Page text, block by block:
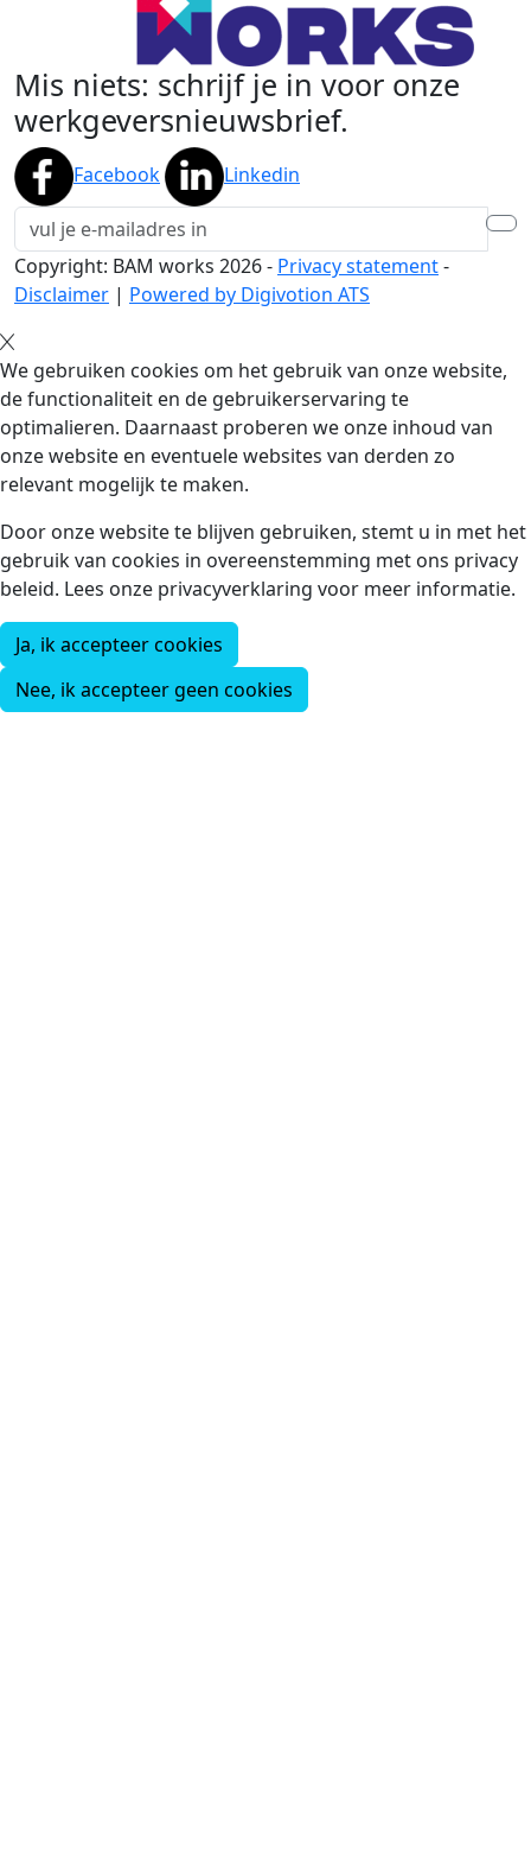
Mis niets: schrijf je in voor onze
werkgeversnieuwsbrief.
Facebook Linkedin
Copyright: BAM works 2026- Privacy statement-
Disclaimer | Powered by Digivotion ATS
We gebruiken cookies om het gebruik van onze website,
de functionaliteit en de gebruikerservaring te
optimalieren. Daarnaast proberen we onze inhoud van
onze website en eventuele websites van derden zo
relevant mogelijk te maken.
Door onze website te blijven gebruiken, stemt u in met het
gebruik van cookies in overeenstemming met ons privacy
beleid. Lees onze privacyverklaring voor meer informatie.
Ja, ik accepteer cookies
Nee, ik accepteer geen cookies